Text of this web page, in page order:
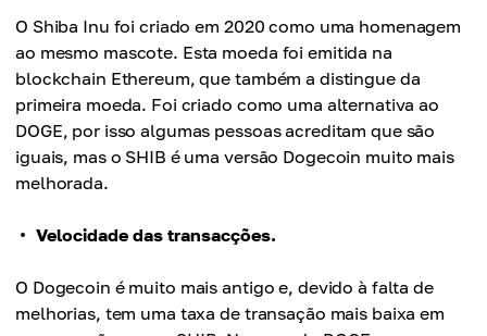
O Shiba Inu foi criado em 2020 como uma homenagem
ao mesmo mascote. Esta moeda foi emitida na
blockchain Ethereum, que também a distingue da
primeira moeda. Foi criado como uma alternativa ao
DOGE, por isso algumas pessoas acreditam que são
iguais, mas o SHIB é uma versão Dogecoin muito mais
melhorada.
Velocidade das transacções.
O Dogecoin é muito mais antigo e, devido à falta de
melhorias, tem uma taxa de transação mais baixa em